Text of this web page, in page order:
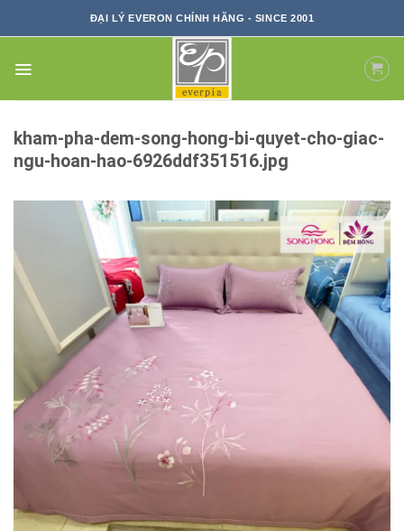
ĐẠI LÝ EVERON CHÍNH HÃNG - SINCE 2001
kham-pha-dem-song-hong-bi-quyet-cho-giac-
ngu-hoan-hao-6926ddf351516.jpg